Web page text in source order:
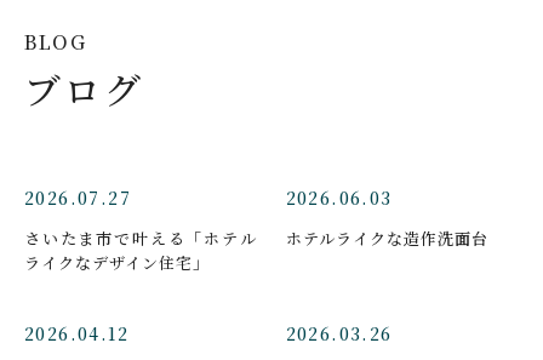
BLOG
ブログ
2026.07.27
さいたま市で叶える「ホテル
ライクなデザイン住宅」
2026.06.03
ホテルライクな造作洗面台
2026.04.12 2026.03.26